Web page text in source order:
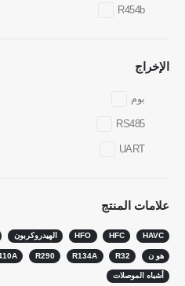
R454b
الإخراج
بوم
RS485
UART
علامات المنتج
HAVC
HFC
HFO الهيدروكربون
هو ن R32
R134A
R290
أشباه الموصلات
الكشف عن تسرب التبريد لأنظمة HVAC
مراقبة مبرد السلسلة الباردة